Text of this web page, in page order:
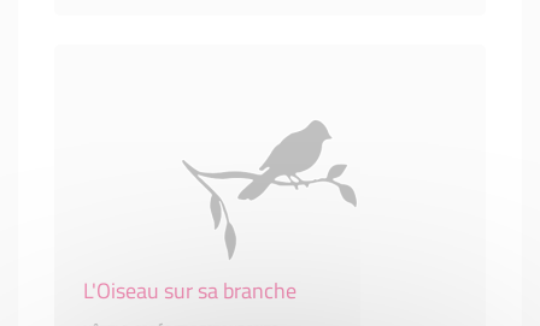
L'Oiseau sur sa branche